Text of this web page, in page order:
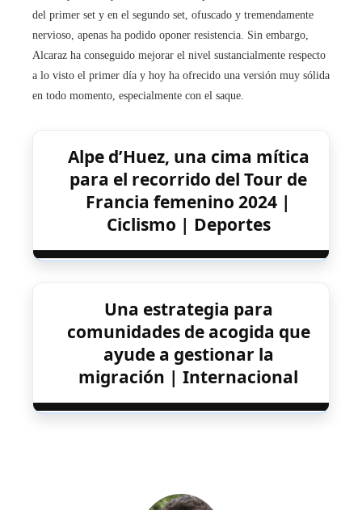
del primer set y en el segundo set, ofuscado y tremendamente
nervioso, apenas ha podido oponer resistencia. Sin embargo,
Alcaraz ha conseguido mejorar el nivel sustancialmente respecto
a lo visto el primer día y hoy ha ofrecido una versión muy sólida
en todo momento, especialmente con el saque.
Alpe d’Huez, una cima mítica
para el recorrido del Tour de
Francia femenino 2024 |
Ciclismo | Deportes
Una estrategia para
comunidades de acogida que
ayude a gestionar la
migración | Internacional